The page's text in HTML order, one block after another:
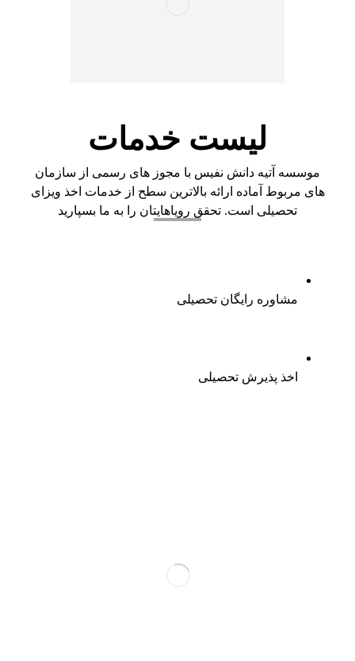
لیست خدمات
موسسه آتیه دانش نفیس با مجوز های رسمی از سازمان
های مربوط آماده ارائه بالاترین سطح از خدمات اخذ ویزای
تحصیلی است. تحقق رویاهایتان را به ما بسپارید
مشاوره رایگان تحصیلی
اخذ پذیرش تحصیلی